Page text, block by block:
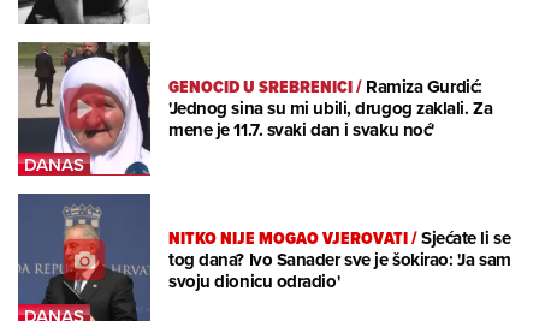
GENOCID U SREBRENICI/Ramiza Gurdić:
'Jednog sina su mi ubili, drugog zaklali. Za
mene je 11.7. svaki dan i svaku noć'
NITKO NIJE MOGAO VJEROVATI/Sjećate li se
tog dana? Ivo Sanader sve je šokirao: 'Ja sam
svoju dionicu odradio'